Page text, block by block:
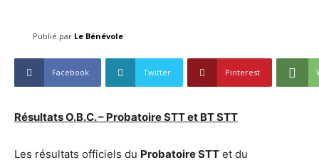
Publié par Le Bénévole
Facebook Twitter Pinterest
Résultats O.B.C. – Probatoire STT et BT STT
Les résultats officiels du Probatoire STT et du